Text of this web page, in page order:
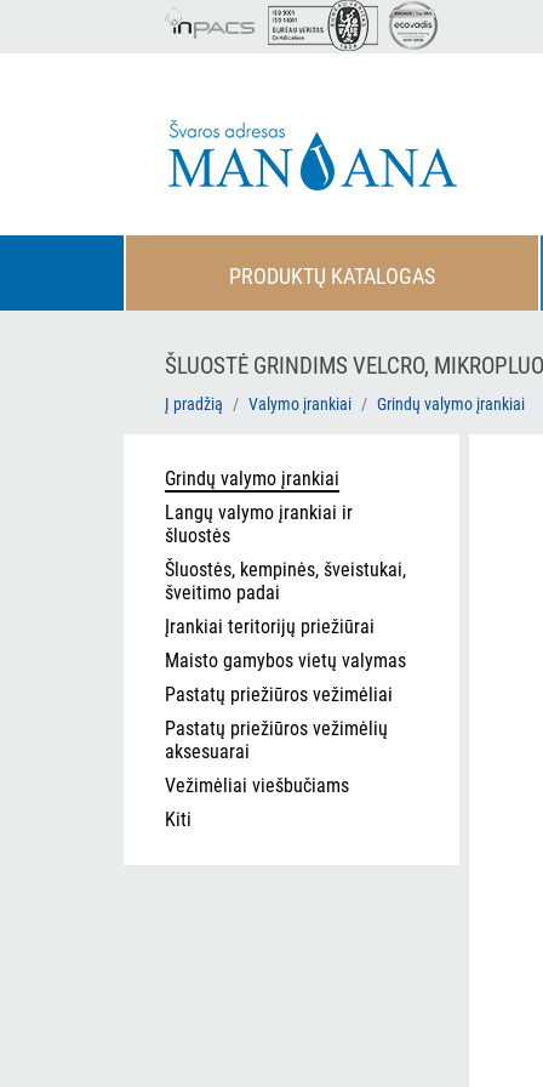
PRODUKTŲ KATALOGAS
ŠLUOSTĖ GRINDIMS VELCRO,
Į pradžią Valymo įrankiai Grindų valymo įrankiai
Grindų valymo įrankiai
Langų valymo įrankiai ir
šluostės
Šluostės, kempinės, šveistukai,
šveitimo padai
Įrankiai teritorijų priežiūrai
Maisto gamybos vietų valymas
Pastatų priežiūros vežimėliai
Pastatų priežiūros vežimėlių
aksesuarai
Vežimėliai viešbučiams
Kiti